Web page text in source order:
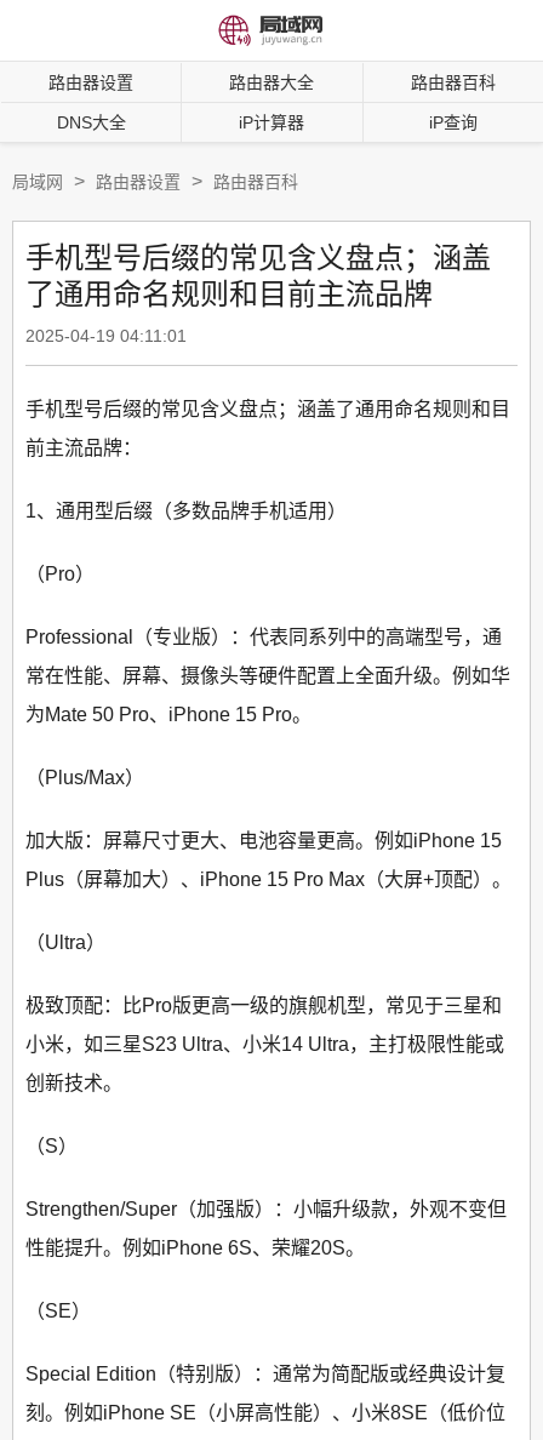
路由器设置 路由器大全 路由器百科
DNS大全 iP计算器 iP查询
局域网 > 路由器设置 > 路由器百科
手机型号后缀的常见含义盘点；涵盖
了通用命名规则和目前主流品牌
2025-04-19 04:11:01
手机型号后缀的常见含义盘点；涵盖了通用命名规则和目
前主流品牌：
1、通用型后缀（多数品牌手机适用）
（Pro）
Professional（专业版）：代表同系列中的高端型号，通
常在性能、屏幕、摄像头等硬件配置上全面升级。例如华
为Mate 50 Pro、iPhone 15 Pro。
（Plus/Max）
加大版：屏幕尺寸更大、电池容量更高。例如iPhone 15
Plus（屏幕加大）、iPhone 15 Pro Max（大屏+顶配）。
（Ultra）
极致顶配：比Pro版更高一级的旗舰机型，常见于三星和
小米，如三星S23 Ultra、小米14 Ultra，主打极限性能或
创新技术。
（S）
Strengthen/Super（加强版）：小幅升级款，外观不变但
性能提升。例如iPhone 6S、荣耀20S。
（SE）
Special Edition（特别版）：通常为简配版或经典设计复
刻。例如iPhone SE（小屏高性能）、小米8SE（低价位